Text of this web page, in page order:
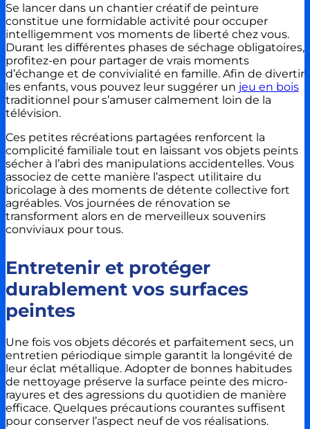
Se lancer dans un chantier créatif de peinture
constitue une formidable activité pour occuper
intelligemment vos moments de liberté chez vous.
Durant les différentes phases de séchage obligatoires,
profitez-en pour partager de vrais moments
d’échange et de convivialité en famille. Afin de divertir
les enfants, vous pouvez leur suggérer un jeu en bois
traditionnel pour s’amuser calmement loin de la
télévision.
Ces petites récréations partagées renforcent la
complicité familiale tout en laissant vos objets peints
sécher à l’abri des manipulations accidentelles. Vous
associez de cette manière l’aspect utilitaire du
bricolage à des moments de détente collective fort
agréables. Vos journées de rénovation se
transforment alors en de merveilleux souvenirs
conviviaux pour tous.
Entretenir et protéger
durablement vos surfaces
peintes
Une fois vos objets décorés et parfaitement secs, un
entretien périodique simple garantit la longévité de
leur éclat métallique. Adopter de bonnes habitudes
de nettoyage préserve la surface peinte des micro-
rayures et des agressions du quotidien de manière
efficace. Quelques précautions courantes suffisent
pour conserver l’aspect neuf de vos réalisations.